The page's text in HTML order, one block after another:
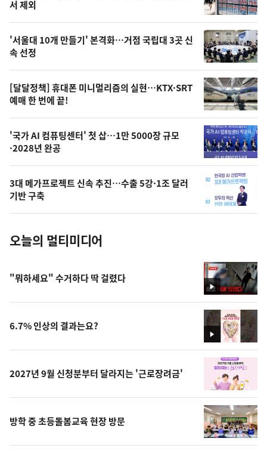
신,
오
늘
의
영
상
오
늘
의
사
진
뉴
스
서 제외
'서울대 10개 만들기' 본격화…거점 국립대 3곳 신
속 선정
[달달정책] 휴대폰 미니멀리즘의 실현…KTX·SRT
예매 한 번에 끝!
'국가 AI 컴퓨팅센터' 첫 삽…1만 5000장 규모
·2028년 완공
3대 메가프로젝트 신속 추진…수출 5강·1조 달러
기반 구축
오늘의 멀티미디어
영
상
"뭐하세요" 수거하다 딱 걸렸다
영
상
6.7% 인상의 결과는요?
2027년 9월 신청분부터 달라지는 '근로장려금'
방학 중 초등돌봄교육 현장 방문